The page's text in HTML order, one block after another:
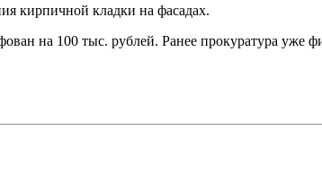
кирпичной кладки на фасадах.
на 100 тыс. рублей. Ранее прокуратура уже